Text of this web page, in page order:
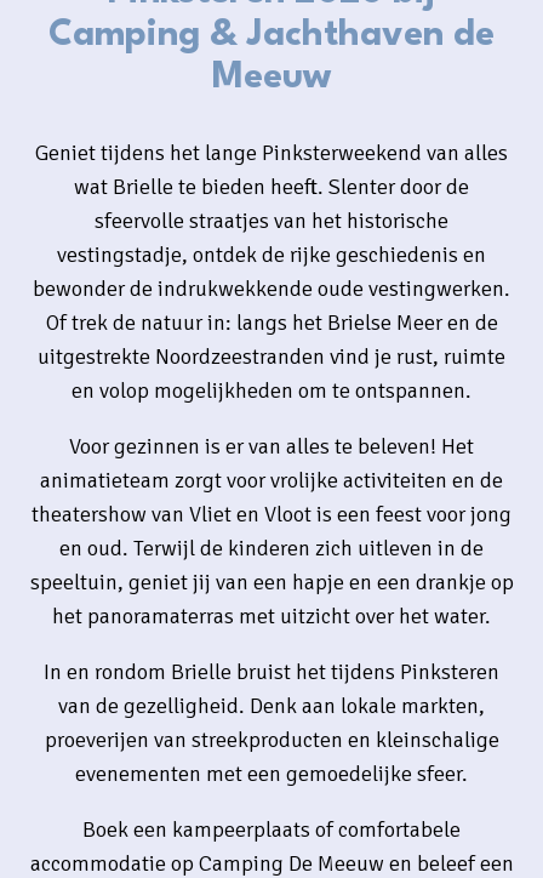
+31 (0) 181 412 777
Contact
Werken bij
Mijn de Meeuw
Camping & Jachthaven de
Meeuw
Geniet tijdens het lange Pinksterweekend van alles
wat Brielle te bieden heeft. Slenter door de
sfeervolle straatjes van het historische
vestingstadje, ontdek de rijke geschiedenis en
bewonder de indrukwekkende oude vestingwerken.
Of trek de natuur in: langs het Brielse Meer en de
uitgestrekte Noordzeestranden vind je rust, ruimte
en volop mogelijkheden om te ontspannen.
Voor gezinnen is er van alles te beleven! Het
animatieteam zorgt voor vrolijke activiteiten en de
theatershow van Vliet en Vloot is een feest voor jong
en oud. Terwijl de kinderen zich uitleven in de
speeltuin, geniet jij van een hapje en een drankje op
het panoramaterras met uitzicht over het water.
In en rondom Brielle bruist het tijdens Pinksteren
van de gezelligheid. Denk aan lokale markten,
proeverijen van streekproducten en kleinschalige
evenementen met een gemoedelijke sfeer.
Boek een kampeerplaats of comfortabele
accommodatie op Camping De Meeuw en beleef een